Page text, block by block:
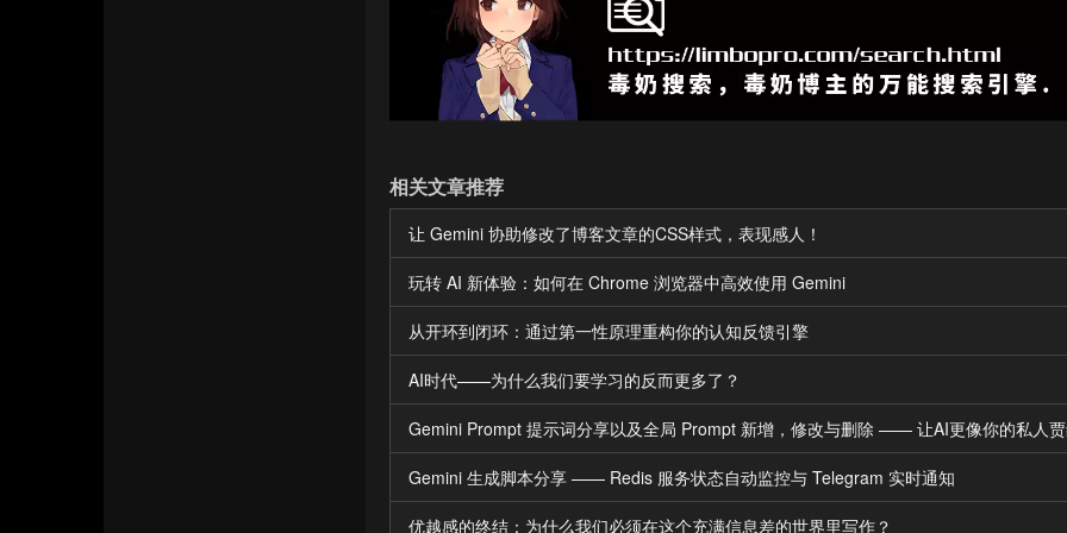
相关文章推荐
让 Gemini 协助修改了博客文章的CSS样式，表现感人！
玩转 AI 新体验：如何在 Chrome 浏览器中高效使用 Gemini
从开环到闭环：通过第一性原理重构你的认知反馈引擎
AI时代——为什么我们要学习的反而更多了？
Gemini Prompt 提示词分享以及全局 Prompt 新增，修改与删除 —— 让AI更像你的私人
Gemini 生成脚本分享 —— Redis 服务状态自动监控与 Telegram 实时通知
优越感的终结：为什么我们必须在这个充满信息差的世界里写作？